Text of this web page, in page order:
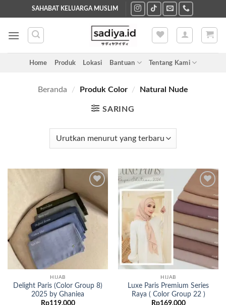
to
content
SAHABAT KELUARGA MUSLIM
Home Produk Lokasi Bantuan Tentang Kami
Beranda / Produk Color / Natural Nude
SARING
wishlist
HIJAB
Delight Paris (Color Group 8)
2025 by Ghaniea
Rp119,000
Add to
wishlist
HIJAB
Luxe Paris Premium Series
Raya ( Color Group 22 )
Rp169,000